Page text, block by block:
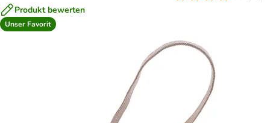
Produkt bewerten
Unser Favorit